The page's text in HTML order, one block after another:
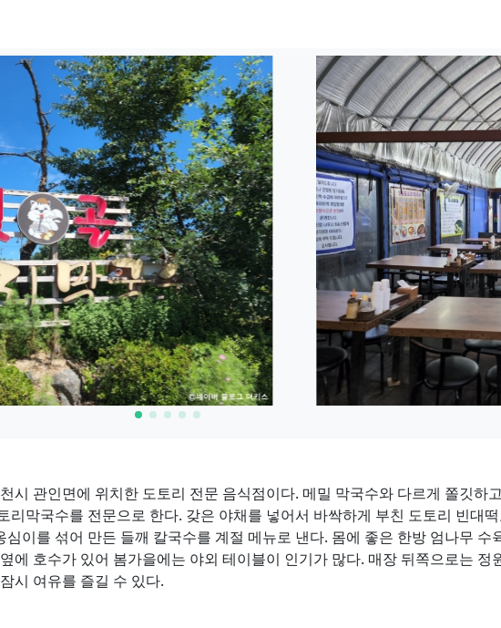
시 관인면에 위치한 도토리 전문 음식점이다. 메밀 막국수와 다르게 쫄깃하
리막국수를 전문으로 한다. 갖은 야채를 넣어서 바싹하게 부친 도토리 빈대
이를 섞어 만든 들깨 칼국수를 계절 메뉴로 낸다. 몸에 좋은 한방 엄나무 수
에 호수가 있어 봄가을에는 야외 테이블이 인기가 많다. 매장 뒤쪽으로는 정
시 여유를 즐길 수 있다.